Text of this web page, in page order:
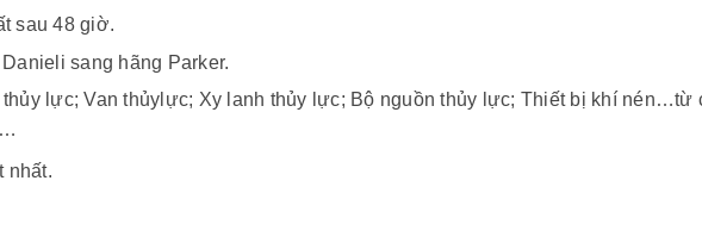
sau 48 giờ.
sang hãng Parker.
lực; Van thủylực; Xy lanh thủy lực; Bộ nguồn thủy lực; Thiết bị khí nén…từ